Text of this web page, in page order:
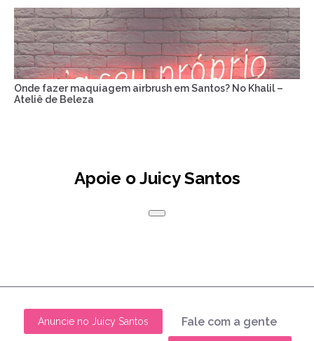
Onde fazer maquiagem airbrush em Santos? No Khalil –
Ateliê de Beleza
Apoie o Juicy Santos
Anuncie no Juicy Santos Fale com a gente